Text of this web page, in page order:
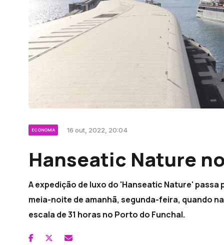
ECONOMIA 16 out, 2022, 20:04
Hanseatic Nature
A expedição de luxo do 'Hanseatic Nature'
meia-noite de amanhã, segunda-feira, quando
escala de 31 horas no Porto do Funchal.